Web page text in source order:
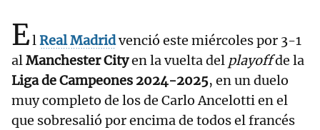
ElReal Madridvenció este miércoles por 3-1
alManchester Cityen la vuelta del playoffde la
Liga de Campeones 2024-2025, en un duelo
muy completo de los de Carlo Ancelotti en el
que sobresalió por encima de todos el francés